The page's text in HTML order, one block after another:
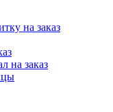
на заказ
на заказ